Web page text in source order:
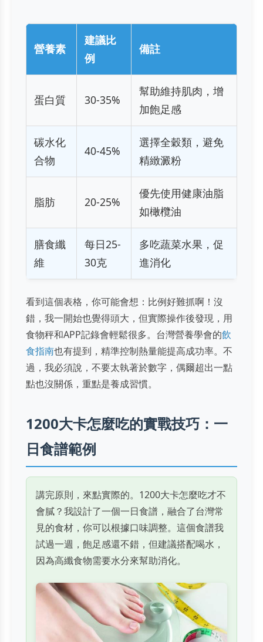
營養素
建議比
例
備註
蛋白質 30-35%
幫助維持肌肉，增
加飽足感
碳水化
合物
40-45%
選擇全穀類，避免
精緻澱粉
脂肪 20-25%
優先使用健康油脂
如橄欖油
膳食纖
維
每日25-
30克
多吃蔬菜水果，促
進消化
看到這個表格，你可能會想：比例好難抓啊！沒
錯，我一開始也覺得頭大，但實際操作後發現，用
食物秤和APP記錄會輕鬆很多。台灣營養學會的飲
食指南也有提到，精準控制熱量能提高成功率。不
過，我必須說，不要太執著於數字，偶爾超出一點
點也沒關係，重點是養成習慣。
1200大卡怎麼吃的實戰技巧：一
日食譜範例
講完原則，來點實際的。1200大卡怎麼吃才不
會膩？我設計了一個一日食譜，融合了台灣常
見的食材，你可以根據口味調整。這個食譜我
試過一週，飽足感還不錯，但建議搭配喝水，
因為高纖食物需要水分來幫助消化。